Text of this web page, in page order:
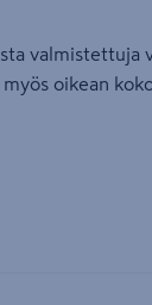
myös oikean